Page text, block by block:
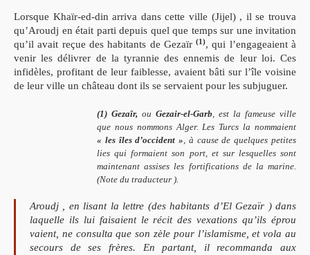
Lorsque Khaïr-ed-din arriva dans cette ville (Jijel) , il se trouva
qu’Aroudj en était parti depuis quel­ que temps sur une invitation
qu’il avait reçue des habitants de Gezaïr(1), qui l’engageaient à
venir les délivrer de la tyrannie des ennemis de leur loi. Ces
infidèles, profitant de leur faiblesse, avaient bâti sur l’île voisine
de leur ville un château dont ils se servaient pour les subjuguer.
(1) Gezaîr, ou Gezair-el-Garb, est la fameuse ville
que nous nommons Alger. Les Turcs la nommaient
« les îles d’occident », à cause de quelques petites
lies qui formaient son port, et sur lesquelles sont
maintenant assises les fortifications de la marine.
(Note du traducteur ).
Aroudj , en lisant la lettre (des habitants d’El Gezaïr ) dans
laquelle ils lui faisaient le récit des vexations qu’ils éprou­
vaient, ne consulta que son zèle pour l’isla­misme, et vola au
secours de ses frères. Enpartant, il recommanda aux